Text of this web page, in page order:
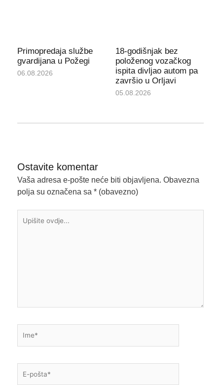
Primopredaja službe
gvardijana u Požegi
06.08.2026
18-godišnjak bez
položenog vozačkog
ispita divljao autom pa
završio u Orljavi
05.08.2026
Ostavite komentar
Vaša adresa e-pošte neće biti objavljena. Obavezna
polja su označena sa * (obavezno)
ovdje...
pošta*